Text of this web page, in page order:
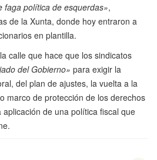
faga política de esquerdas»,
de la Xunta, donde hoy entraron a
en plantilla.
calle que hace que los sindicatos
del Gobierno» para exigir la
del plan de ajustes, la vuelta a la
marco de protección de los derechos
de una política fiscal que